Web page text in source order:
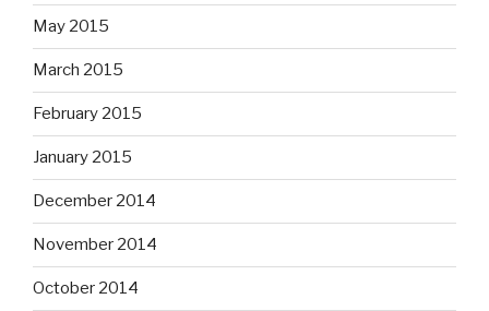
May 2015
March 2015
February 2015
January 2015
December 2014
November 2014
October 2014